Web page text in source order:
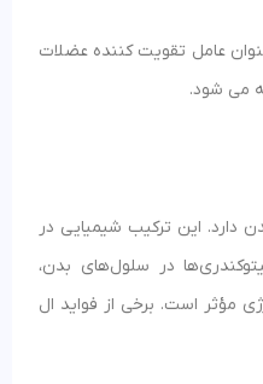
عامل تقویت کننده عضلات
می شود.
دارد. این ترکیب شیمیایی در
در سلول‌های بدن،
مؤثر است. برخی از فواید ال